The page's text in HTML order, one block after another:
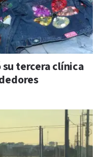
su tercera clínica